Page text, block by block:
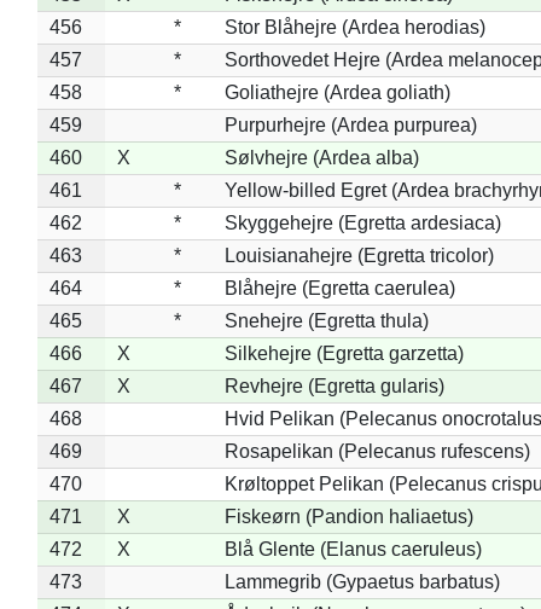
456
*
Stor Blåhejre (Ardea herodias)
457
*
Sorthovedet Hejre (Ardea
458
*
Goliathejre (Ardea goliath)
459
Purpurhejre (Ardea purpurea)
460
X
Sølvhejre (Ardea alba)
461
*
Yellow-billed Egret (Ardea
462
*
Skyggehejre (Egretta ardesiaca)
463
*
Louisianahejre (Egretta tricolor)
464
*
Blåhejre (Egretta caerulea)
465
*
Snehejre (Egretta thula)
466
X
Silkehejre (Egretta garzetta)
467
X
Revhejre (Egretta gularis)
468
Hvid Pelikan (Pelecanus
469
Rosapelikan (Pelecanus rufescens)
470
Krøltoppet Pelikan (Pelecanus
471
X
Fiskeørn (Pandion haliaetus)
472
X
Blå Glente (Elanus caeruleus)
473
Lammegrib (Gypaetus barbatus)